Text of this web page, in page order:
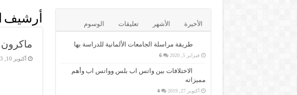
أرشيف
أكتوبر 10, 2023
الأخيرة الأشهر تعليقات الوسوم
طريقة مراسلة الجامعات الألمانية للدراسة بها
فبراير 5, 2020 6
الاختلافات بين واتس اب بلس وواتس اب وأهم
مميزاته
أكتوبر 27, 2019 4